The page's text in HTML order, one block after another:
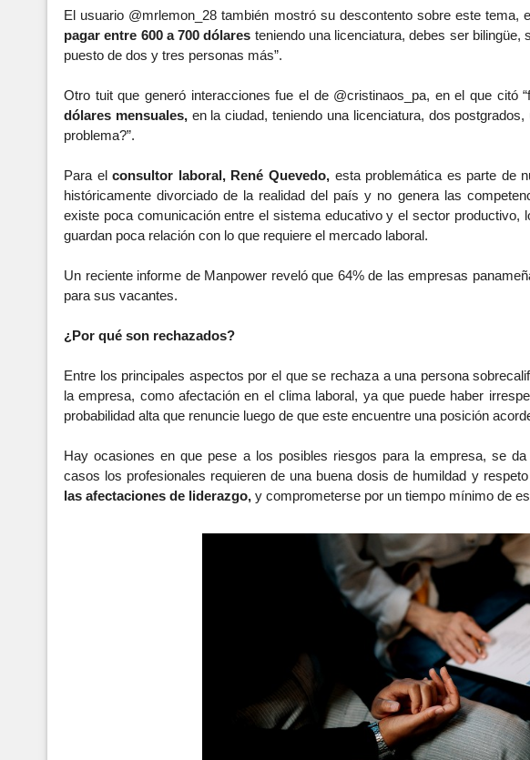
El usuario @mrlemon_28 también mostró su descontento sobre este tema,
pagar entre 600 a 700 dólares teniendo una licenciatura, debes ser
puesto de dos y tres personas más”.
Otro tuit que generó interacciones fue el de @cristinaos_pa, en el que citó
dólares mensuales, en la ciudad, teniendo una licenciatura, dos
problema?”.
Para el consultor laboral, René Quevedo, esta problemática es parte de
históricamente divorciado de la realidad del país y no genera las
existe poca comunicación entre el sistema educativo y el sector productivo,
guardan poca relación con lo que requiere el mercado laboral.
Un reciente informe de Manpower reveló que 64% de las empresas
para sus vacantes.
¿Por qué son rechazados?
Entre los principales aspectos por el que se rechaza a una persona
la empresa, como afectación en el clima laboral, ya que puede haber
probabilidad alta que renuncie luego de que este encuentre una posición
Hay ocasiones en que pese a los posibles riesgos para la empresa, se
casos los profesionales requieren de una buena dosis de humildad y
las afectaciones de liderazgo, y comprometerse por un tiempo mínimo de